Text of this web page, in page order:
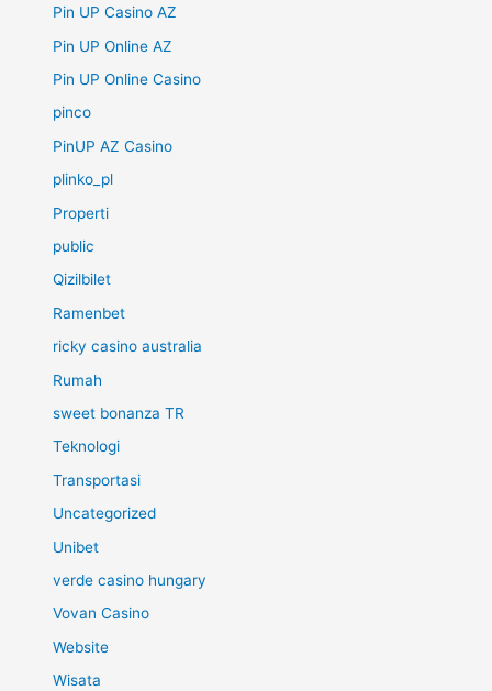
Pin UP Casino AZ
Pin UP Online AZ
Pin UP Online Casino
pinco
PinUP AZ Casino
plinko_pl
Properti
public
Qizilbilet
Ramenbet
ricky casino australia
Rumah
sweet bonanza TR
Teknologi
Transportasi
Uncategorized
Unibet
verde casino hungary
Vovan Casino
Website
Wisata